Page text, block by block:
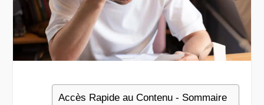
Accès Rapide au Contenu - Sommaire